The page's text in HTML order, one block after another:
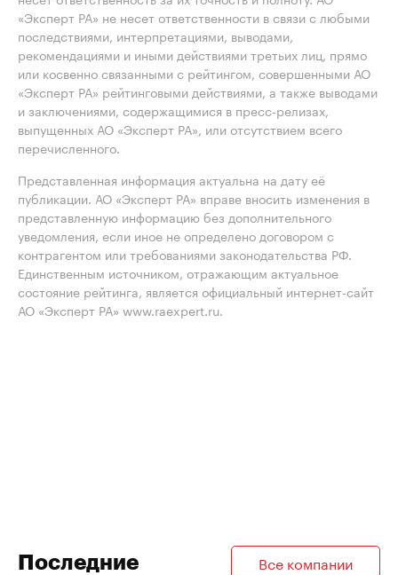
«Эксперт РА» не несет ответственности в связи с любыми
последствиями, интерпретациями, выводами,
рекомендациями и иными действиями третьих лиц, прямо
или косвенно связанными с рейтингом, совершенными АО
«Эксперт РА» рейтинговыми действиями, а также выводами
и заключениями, содержащимися в пресс-релизах,
выпущенных АО «Эксперт РА», или отсутствием всего
перечисленного.
Представленная информация актуальна на дату её
публикации. АО «Эксперт РА» вправе вносить изменения в
представленную информацию без дополнительного
уведомления, если иное не определено договором с
контрагентом или требованиями законодательства РФ.
Единственным источником, отражающим актуальное
состояние рейтинга, является официальный интернет-сайт
АО «Эксперт РА» www.raexpert.ru.
Последние
Все компании